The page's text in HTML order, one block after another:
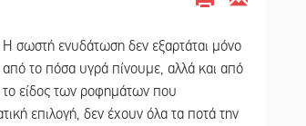
Η σωστή ενυδάτωση δεν εξαρτάται μόνο
από το πόσα υγρά πίνουμε, αλλά και από
το είδος των ροφημάτων που
επιλογή, δεν έχουν όλα τα ποτά την